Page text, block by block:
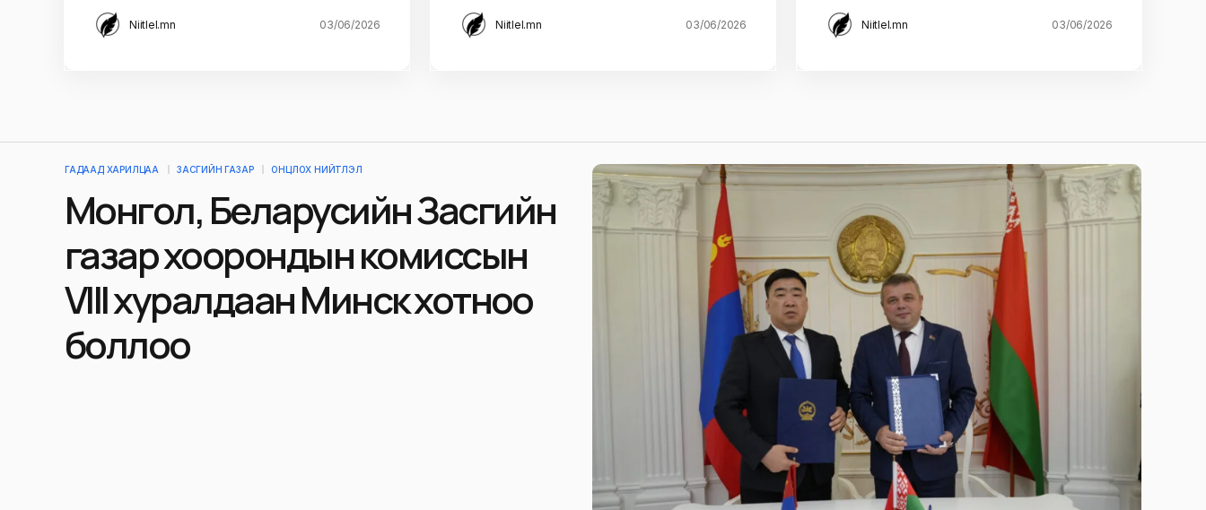
Niitlel.mn 03/06/2026 Niitlel.mn 03/06/2026 Niitlel.mn 03/06/2026
ГАДААД ХАРИЛЦАА ЗАСГИЙН ГАЗАР ОНЦЛОХ НИЙТЛЭЛ
Монгол, Беларусийн Засгийн
газар хоорондын комиссын
VIII хуралдаан Минск хотноо
боллоо